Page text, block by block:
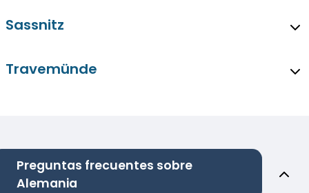
Sassnitz
Travemünde
Preguntas frecuentes sobre
Alemania